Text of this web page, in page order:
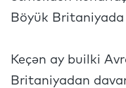
Böyük
Keçən ay builki
Britaniyadan